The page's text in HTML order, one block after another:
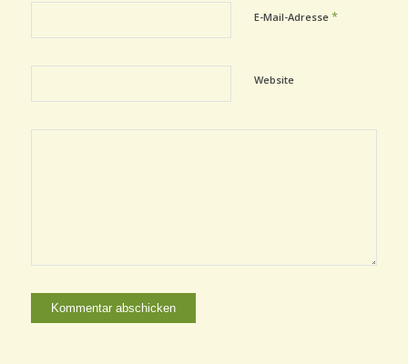
E-Mail-Adresse *
Website